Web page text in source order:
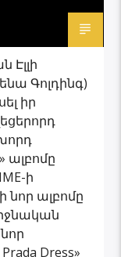
Էլլի
Գոլդինգ)
իր
ալբոմը
ի
նոր ալբոմը
Dress»